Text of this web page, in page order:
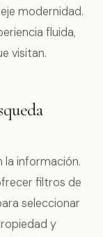
modernidad.
fluida,
visitan.
la información.
filtros de
seleccionar
y